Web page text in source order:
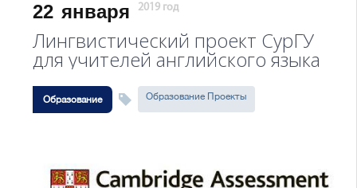
22 января 2019 год
Лингвистический проект СурГУ
для учителей английского языка
Образование Образование Проекты